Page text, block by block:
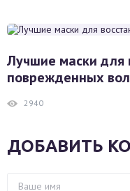
Лучшие маски для
поврежденных
2940
ДОБАВИТЬ